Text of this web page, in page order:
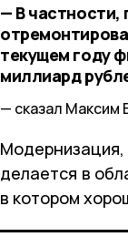
— В частности,
текущем году
миллиард
сказал Максим
делается в
в котором